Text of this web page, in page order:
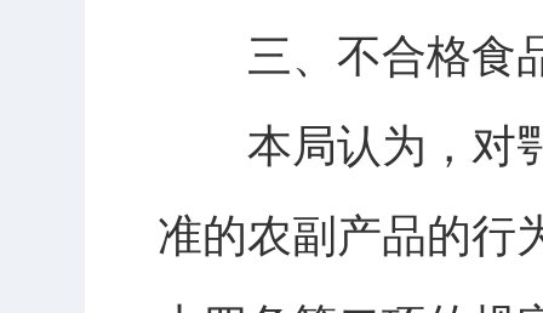
三、不合格食
本局认为，对鄂
准的农副产品的行